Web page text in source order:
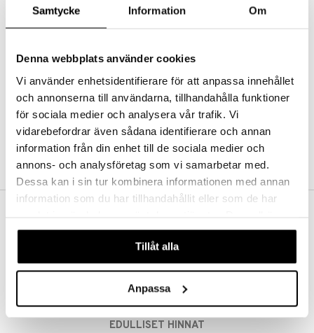
Samtycke Information Om
Denna webbplats använder cookies
Vi använder enhetsidentifierare för att anpassa innehållet
och annonserna till användarna, tillhandahålla funktioner
för sociala medier och analysera vår trafik. Vi
vidarebefordrar även sådana identifierare och annan
information från din enhet till de sociala medier och
annons- och analysföretag som vi samarbetar med.
Dessa kan i sin tur kombinera informationen med annan
information som du har tillhandahållit eller som de har
våra cookies vid fortsatt användande av vår webbplats.
Tillåt alla
Anpassa
Luo uusi asiakas
Hyviä tarjouksia
Kestotilaus
Arvostele tuotteita
Toivelistat
LUO ASIAKAS
Aina maksuton vaihtoehto, huolimatta siitä ostatko yksittäisen
tuotteen tai koko tilauksellesi joka ylittää 50 €.
NOPEAT TOIMITUKSET
Ennen kello 13.00 tehdyt tilaukset lähetetään normaalisti samana
EDULLISET HINNAT